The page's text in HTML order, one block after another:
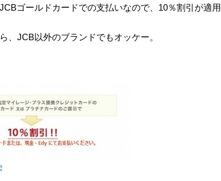
ゴールドカードでの支払いなので、10％割引が適用
、JCB以外のブランドでもオッケー。